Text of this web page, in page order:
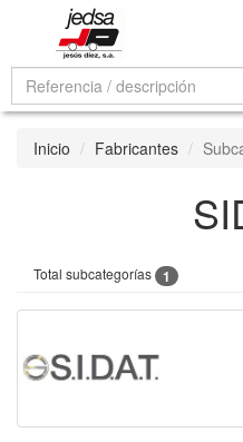
Inicio Fabricantes
Total subcategorías 1